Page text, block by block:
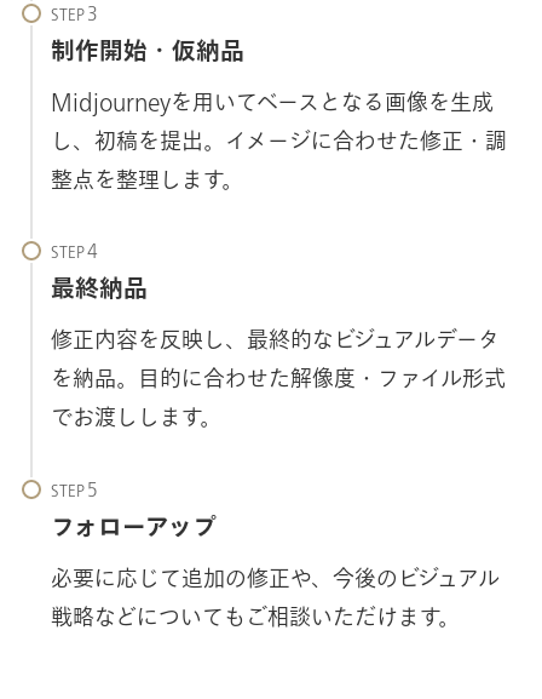
STEP
制作開始・仮納品
Midjourneyを用いてベースとなる画像を生成
し、初稿を提出。イメージに合わせた修正・調
整点を整理します。
STEP
最終納品
修正内容を反映し、最終的なビジュアルデータ
を納品。目的に合わせた解像度・ファイル形式
でお渡しします。
STEP
フォローアップ
必要に応じて追加の修正や、今後のビジュアル
戦略などについてもご相談いただけます。